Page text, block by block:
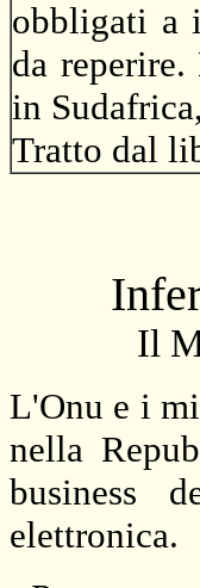
obbligati a
da
in
Tratto dal
Il
L'Onu e i
nella
business
elettronica.